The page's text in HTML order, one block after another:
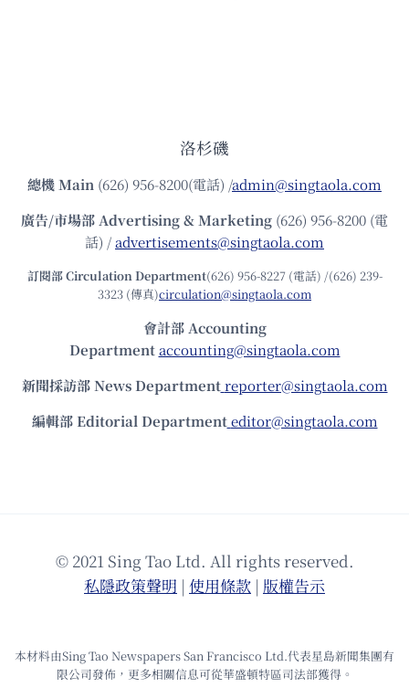
洛杉磯
總機Main (626) 956-8200(電話) /admin@singtaola.com
廣告/市場部Advertising & Marketing (626) 956-8200 (電
話) /advertisements@singtaola.com
訂閱部 Circulation Department(626) 956-8227 (電話) /(626) 239-
3323 (傳真)circulation@singtaola.com
會計部 Accounting
Department accounting@singtaola.com
新聞採訪部 News Department reporter@singtaola.com
編輯部 Editorial Department editor@singtaola.com
© 2021 Sing Tao Ltd. All rights reserved.
私隱政策聲明 | 使⽤條款 | 版權告⽰
本材料由Sing Tao Newspapers San Francisco Ltd.代表星島新聞集團有
限公司發佈，更多相關信息可從華盛頓特區司法部獲得。